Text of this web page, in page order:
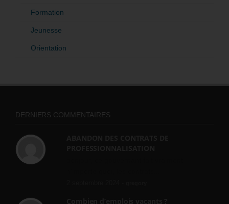
Formation
Jeunesse
Orientation
DERNIERS COMMENTAIRES